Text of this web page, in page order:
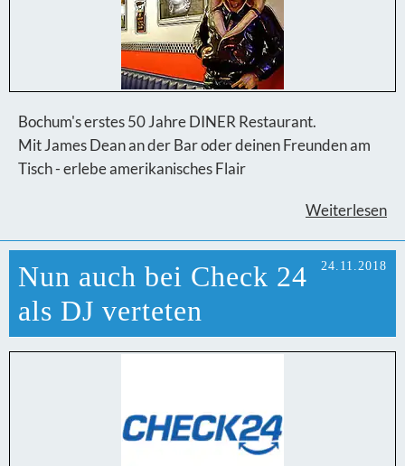
Bochum's erstes 50 Jahre DINER Restaurant.
Mit James Dean an der Bar oder deinen Freunden am
Tisch - erlebe amerikanisches Flair
Weiterlesen
24.11.2018
Nun auch bei Check 24
als DJ verteten